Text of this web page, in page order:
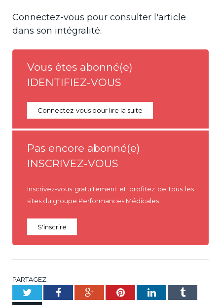
Connectez-vous pour consulter l'article
dans son intégralité.
Vous êtes abonné(e)
IDENTIFIEZ-VOUS
Connectez-vous pour lire la suite
Pas encore abonné(e)
INSCRIVEZ-VOUS
Inscrivez-vous gratuitement et profitez de tous les
sites du groupe Performances Médicales
S'inscrire
PARTAGEZ.
TwitterFacebookGoogle+PinterestLinkedInTumblr